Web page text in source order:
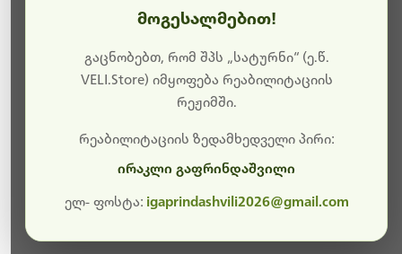
ბოდიშს გიხდით შეფერხებისთვის. ამჟამად
მიმდინარეობს საიტის განახლება და ტექნიკური
სამუშაოები.
მალე ისევ ხელმისაწვდომი იქნება. გმადლობთ
მოგესალმებით!
გაცნობებთ, რომ შპს „სატურნი“ (ე.წ.
VELI.Store) იმყოფება რეაბილიტაციის
რეჟიმში.
რეაბილიტაციის ზედამხედველი პირი:
ირაკლი გაფრინდაშვილი
ელ- ფოსტა: igaprindashvili2026@gmail.com